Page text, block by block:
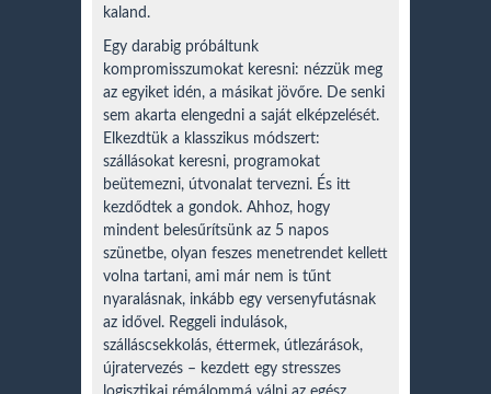
kaland.
Egy darabig próbáltunk
kompromisszumokat keresni: nézzük meg
az egyiket idén, a másikat jövőre. De senki
sem akarta elengedni a saját elképzelését.
Elkezdtük a klasszikus módszert:
szállásokat keresni, programokat
beütemezni, útvonalat tervezni. És itt
kezdődtek a gondok. Ahhoz, hogy
mindent belesűrítsünk az 5 napos
szünetbe, olyan feszes menetrendet kellett
volna tartani, ami már nem is tűnt
nyaralásnak, inkább egy versenyfutásnak
az idővel. Reggeli indulások,
szálláscsekkolás, éttermek, útlezárások,
újratervezés – kezdett egy stresszes